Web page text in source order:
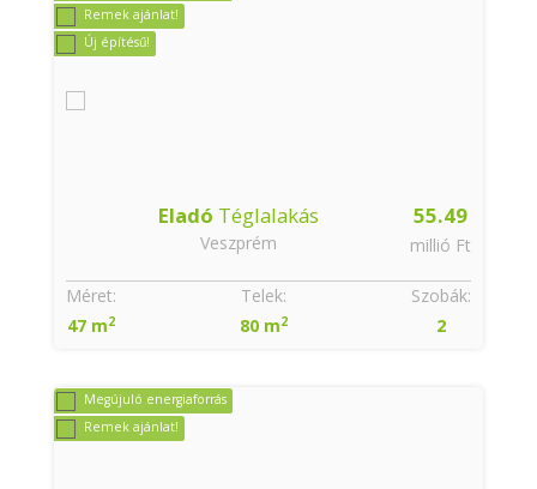
Remek ajánlat!
Új építésű!
55.49
millió Ft
Eladó Téglalakás
Veszprém
Szobák:
2
Méret:
47 m2
Telek:
80 m2
Megújuló energiaforrás
Remek ajánlat!